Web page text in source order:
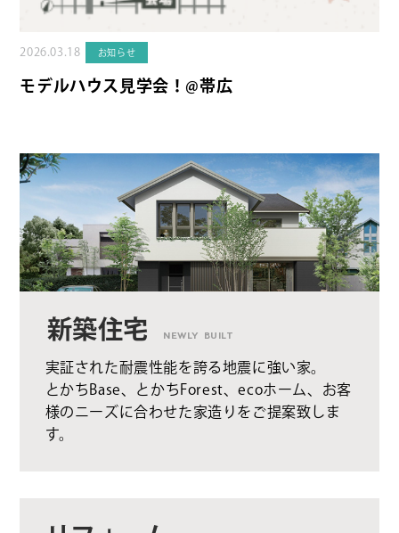
2026.03.18 お知らせ
モデルハウス見学会！@帯広
新築住宅 NEWLY BUILT
実証された耐震性能を誇る地震に強い家。
とかちBase、とかちForest、ecoホーム、お客
様のニーズに合わせた家造りをご提案致しま
す。